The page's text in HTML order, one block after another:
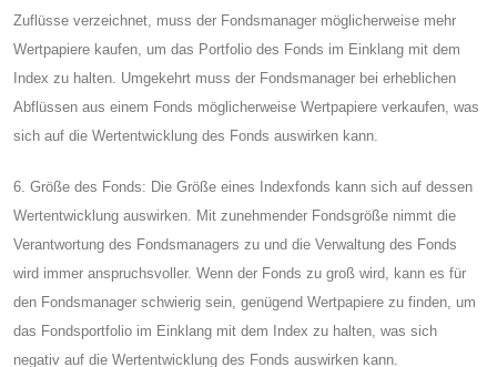
Zuflüsse verzeichnet, muss der Fondsmanager möglicherweise mehr
Wertpapiere kaufen, um das Portfolio des Fonds im Einklang mit dem
Index zu halten. Umgekehrt muss der Fondsmanager bei erheblichen
Abflüssen aus einem Fonds möglicherweise Wertpapiere verkaufen, was
sich auf die Wertentwicklung des Fonds auswirken kann.
6. Größe des Fonds: Die Größe eines Indexfonds kann sich auf dessen
Wertentwicklung auswirken. Mit zunehmender Fondsgröße nimmt die
Verantwortung des Fondsmanagers zu und die Verwaltung des Fonds
wird immer anspruchsvoller. Wenn der Fonds zu groß wird, kann es für
den Fondsmanager schwierig sein, genügend Wertpapiere zu finden, um
das Fondsportfolio im Einklang mit dem Index zu halten, was sich
negativ auf die Wertentwicklung des Fonds auswirken kann.